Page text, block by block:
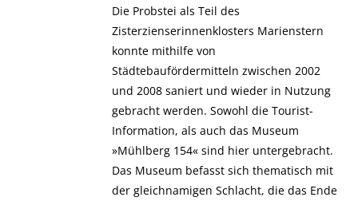
Die Probstei als Teil des
Zisterzienserinnenklosters Marienstern
konnte mithilfe von
Städtebaufördermitteln zwischen 2002
und 2008 saniert und wieder in Nutzung
gebracht werden. Sowohl die Tourist-
Information, als auch das Museum
»Mühlberg 154« sind hier untergebracht.
Das Museum befasst sich thematisch mit
der gleichnamigen Schlacht, die das Ende